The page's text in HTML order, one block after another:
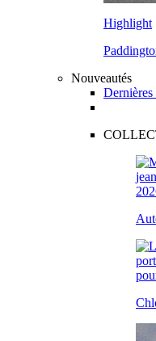
Highlight
Nouveautés
Dernières